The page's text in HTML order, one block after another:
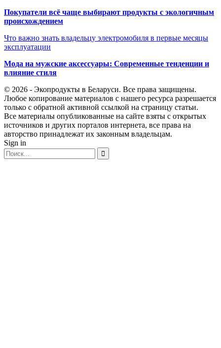
Покупатели всё чаще выбирают продукты с экологичным
происхождением
Что важно знать владельцу электромобиля в первые месяцы
эксплуатации
Мода на мужские аксессуары: Современные тенденции и
влияние стиля
© 2026 - Экопродукты в Беларуси. Все права защищены.
Любое копирование материалов с нашего ресурса разрешается
только с обратной активной ссылкой на страницу статьи.
Все материалы опубликованные на сайте взяты с открытых
источников и других порталов интернета, все права на
авторство принадлежат их законным владельцам.
Sign in